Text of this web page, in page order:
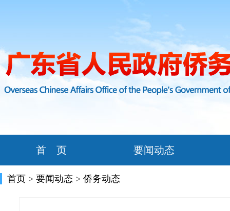
首 页 要闻动态
首页 > 要闻动态 > 侨务动态